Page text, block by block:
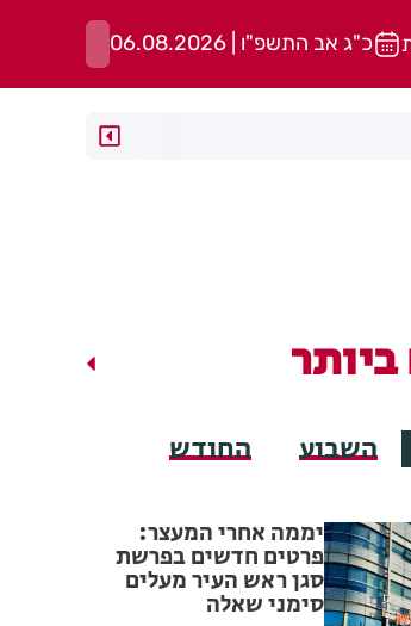
כ"ג אב התשפ"ו | 06.08.2026
השבוע החודש
יממה אחרי המעצר:
פרטים חדשים בפרשת
סגן ראש העיר מעלים
סימני שאלה